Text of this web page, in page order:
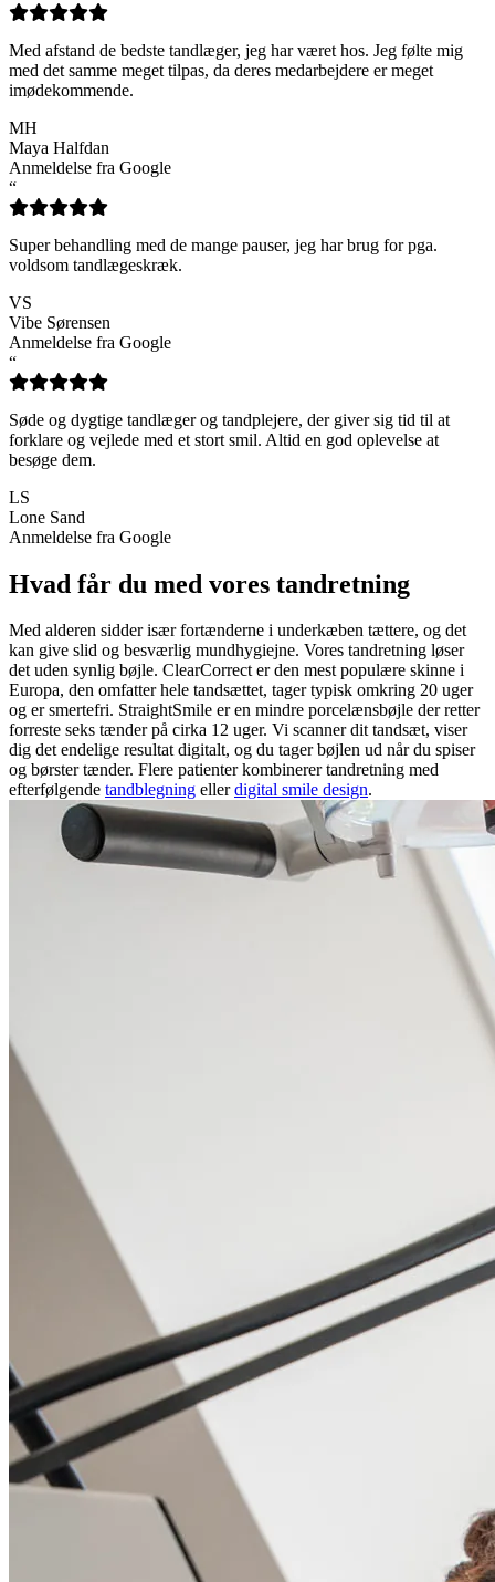
Med afstand de bedste tandlæger, jeg har været hos. Jeg følte mig
med det samme meget tilpas, da deres medarbejdere er meget
imødekommende.
MH
Maya Halfdan
Anmeldelse fra Google
“
Super behandling med de mange pauser, jeg har brug for pga.
voldsom tandlægeskræk.
VS
Vibe Sørensen
Anmeldelse fra Google
“
Søde og dygtige tandlæger og tandplejere, der giver sig tid til at
forklare og vejlede med et stort smil. Altid en god oplevelse at
besøge dem.
LS
Lone Sand
Anmeldelse fra Google
Hvad får du med vores tandretning
Med alderen sidder især fortænderne i underkæben tættere, og det
kan give slid og besværlig mundhygiejne. Vores tandretning løser
det uden synlig bøjle. ClearCorrect er den mest populære skinne i
Europa, den omfatter hele tandsættet, tager typisk omkring 20 uger
og er smertefri. StraightSmile er en mindre porcelænsbøjle der retter
forreste seks tænder på cirka 12 uger. Vi scanner dit tandsæt, viser
dig det endelige resultat digitalt, og du tager bøjlen ud når du spiser
og børster tænder. Flere patienter kombinerer tandretning med
efterfølgende tandblegning ellerdigital smile design.